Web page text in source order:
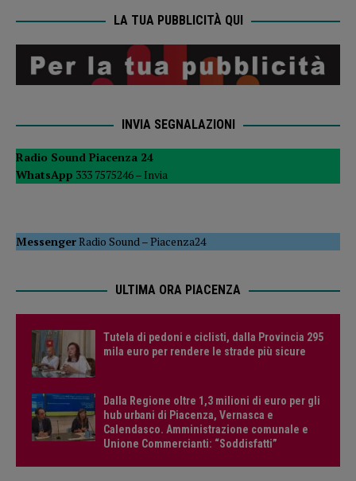
LA TUA PUBBLICITÀ QUI
INVIA SEGNALAZIONI
Radio Sound Piacenza 24
WhatsApp 333 7575246 – Invia
MessengerRadio Sound –Piacenza24
ULTIMA ORA PIACENZA
Tutela di pedoni e ciclisti, dalla Provincia 295
mila euro per rendere le strade più sicure
Dalla Regione oltre 1,3 milioni di euro per gli
hub urbani di Piacenza, Vernasca e
Calendasco. Amministrazione comunale e
Unione Commercianti: “Soddisfatti”